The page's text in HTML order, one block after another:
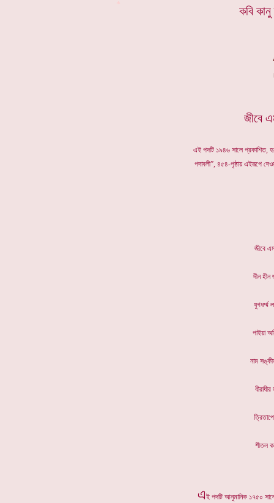
কবি
জীবে
এই পদটি ১৯৪৬ সালে প্রকাশিত,
পদাবলী”, ৪৫৪-পৃষ্ঠায় এইরূপে
জীবে
দীন
নাম
এই পদটি আনুমানিক ১৭৫০